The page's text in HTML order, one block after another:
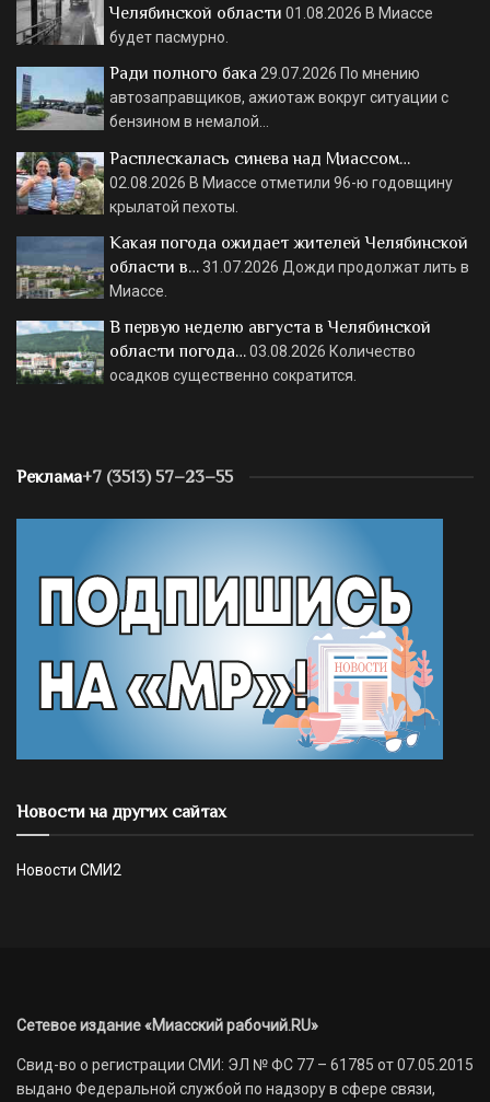
Челябинской области 01.08.2026 В Миассе
будет пасмурно.
Ради полного бака 29.07.2026 По мнению
автозаправщиков, ажиотаж вокруг ситуации с
бензином в немалой…
Расплескалась синева над Миассом…
02.08.2026 В Миассе отметили 96-ю годовщину
крылатой пехоты.
Какая погода ожидает жителей Челябинской
области в…31.07.2026 Дожди продолжат лить в
Миассе.
В первую неделю августа в Челябинской
области погода…03.08.2026 Количество
осадков существенно сократится.
Реклама+7 (3513) 57–23–55
Новости на других сайтах
Новости СМИ2
Сетевое издание «Миасский рабочий.RU»
Свид-во о регистрации СМИ: ЭЛ № ФС 77 – 61785 от 07.05.2015
выдано Федеральной службой по надзору в сфере связи,